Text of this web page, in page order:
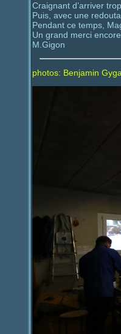
Craignant d’arriver
Puis, avec une
Pendant ce temps,
Un grand merci
M.Gigon
photos: Benjamin